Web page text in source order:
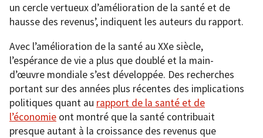
un cercle vertueux d’amélioration de la santé et de
hausse des revenus’, indiquent les auteurs du rapport.
Avec l’amélioration de la santé au XXe siècle,
l’espérance de vie a plus que doublé et la main-
d’œuvre mondiale s’est développée. Des recherches
portant sur des années plus récentes des implications
politiques quant au rapport de la santé et de
l’économie ont montré que la santé contribuait
presque autant à la croissance des revenus que